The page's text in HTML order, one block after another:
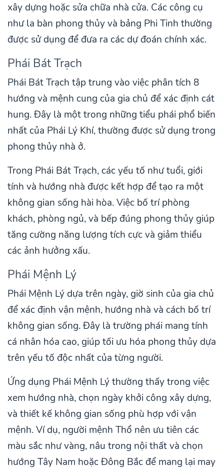
xây dựng hoặc sửa chữa nhà cửa. Các công cụ
như la bàn phong thủy và bảng Phi Tinh thường
được sử dụng để đưa ra các dự đoán chính xác.
Phái Bát Trạch
Phái Bát Trạch tập trung vào việc phân tích 8
hướng và mệnh cung của gia chủ để xác định cát
hung. Đây là một trong những tiểu phái phổ biến
nhất của Phái Lý Khí, thường được sử dụng trong
phong thủy nhà ở.
Trong Phái Bát Trạch, các yếu tố như tuổi, giới
tính và hướng nhà được kết hợp để tạo ra một
không gian sống hài hòa. Việc bố trí phòng
khách, phòng ngủ, và bếp đúng phong thủy giúp
tăng cường năng lượng tích cực và giảm thiểu
các ảnh hưởng xấu.
Phái Mệnh Lý
Phái Mệnh Lý dựa trên ngày, giờ sinh của gia chủ
để xác định vận mệnh, hướng nhà và cách bố trí
không gian sống. Đây là trường phái mang tính
cá nhân hóa cao, giúp tối ưu hóa phong thủy dựa
trên yếu tố độc nhất của từng người.
Ứng dụng Phái Mệnh Lý thường thấy trong việc
xem hướng nhà, chọn ngày khởi công xây dựng,
và thiết kế không gian sống phù hợp với vận
mệnh. Ví dụ, người mệnh Thổ nên ưu tiên các
màu sắc như vàng, nâu trong nội thất và chọn
hướng Tây Nam hoặc Đông Bắc để mang lại may